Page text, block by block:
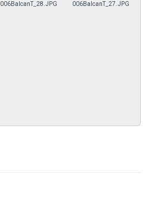
006BalcanT_28.JPG
006BalcanT_27.JPG